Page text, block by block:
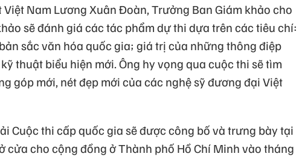
Nam Lương Xuân Đoàn, Trưởng Ban Giám khảo cho
sẽ đánh giá các tác phẩm dự thi dựa trên các tiêu chí:
sắc văn hóa quốc gia; giá trị của những thông điệp
thuật biểu hiện mới. Ông hy vọng qua cuộc thi sẽ tìm
góp mới, nét đẹp mới của các nghệ sỹ đương đại Việt
Cuộc thi cấp quốc gia sẽ được công bố và trưng bày tại
cửa cho cộng đồng ở Thành phố Hồ Chí Minh vào tháng